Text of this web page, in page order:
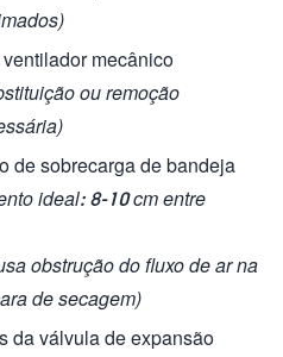
mecânico
ou remoção
de sobrecarga de bandeja
ideal: 8-10 cm entre
obstrução do fluxo de ar na
de secagem)
da válvula de expansão